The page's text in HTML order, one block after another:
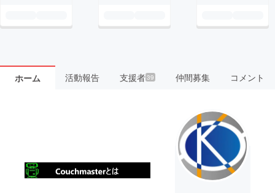
ホーム 活動報告 支援者39 仲間募集 コメント